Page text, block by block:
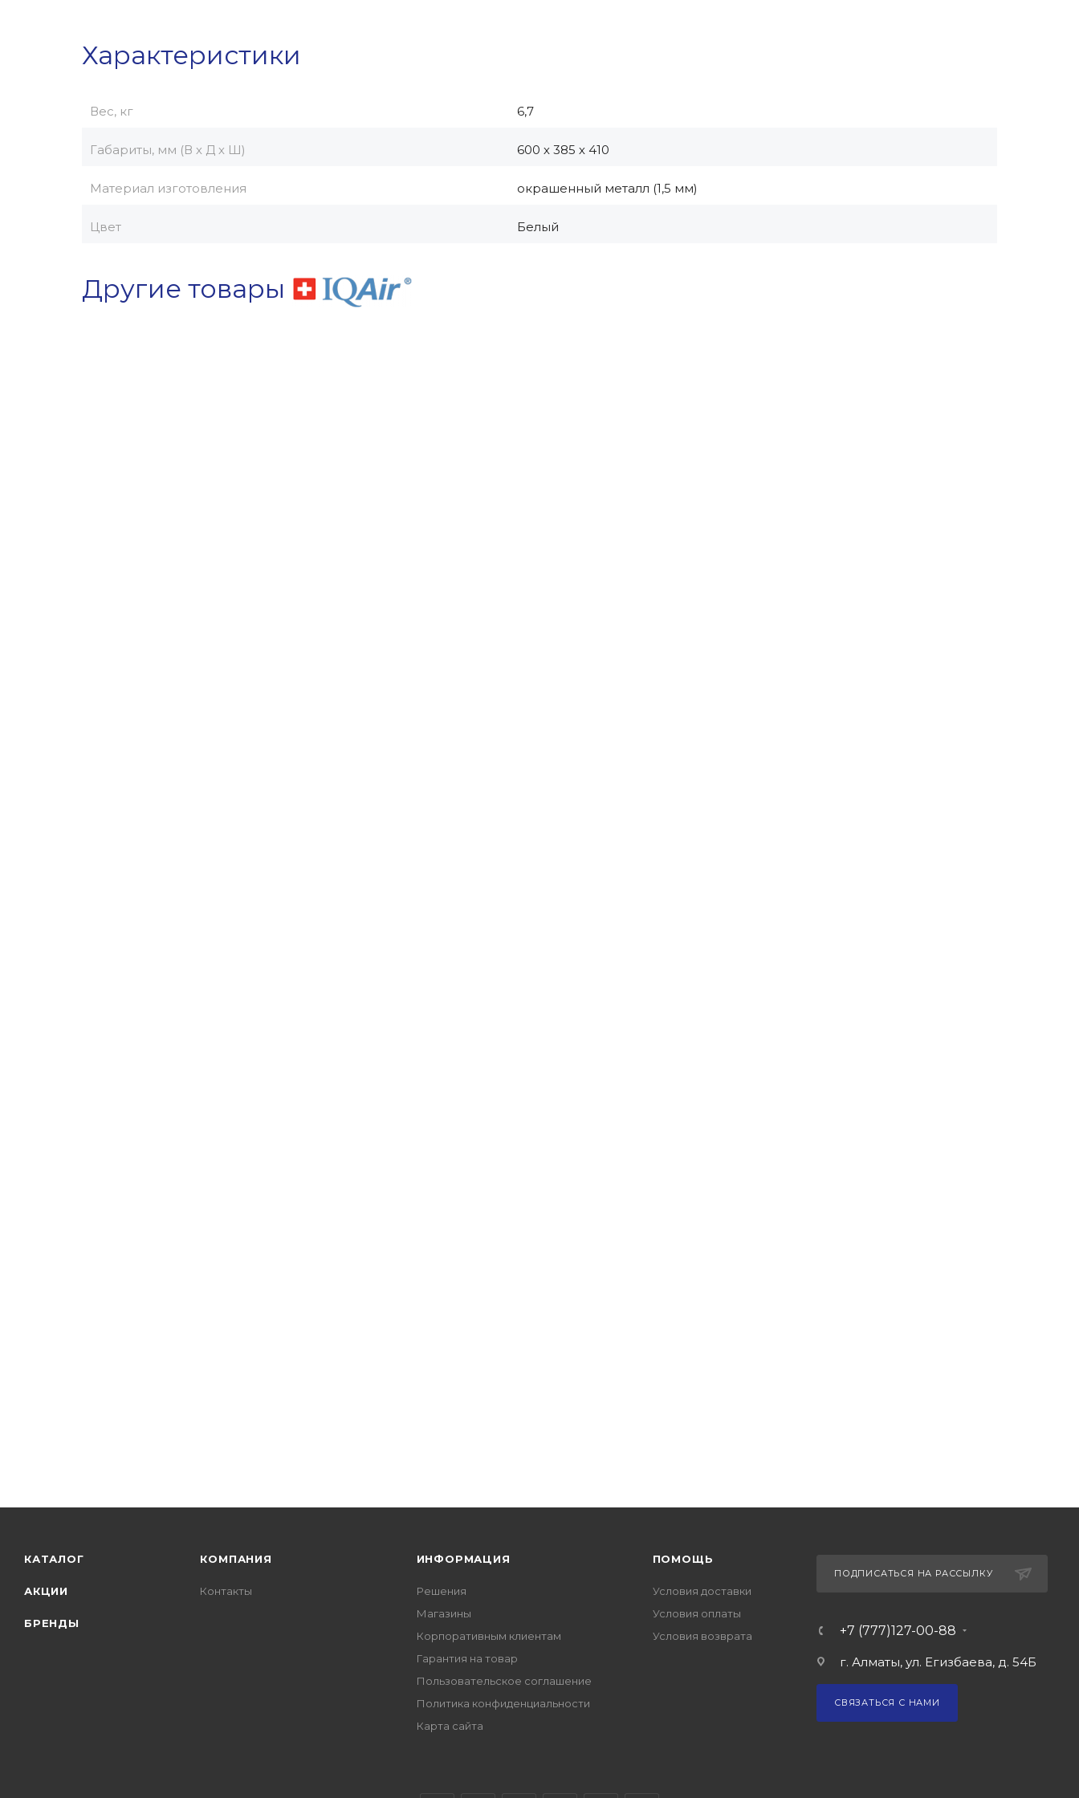
Характеристики
Вес, кг 6,7
Габариты, мм (В х Д х Ш) 600 х 385 х 410
Материал изготовления окрашенный металл (1,5 мм)
Цвет Белый
Другие товары
КАТАЛОГ
АКЦИИ
БРЕНДЫ
КОМПАНИЯ
Контакты
ИНФОРМАЦИЯ
Решения
Магазины
Корпоративным клиентам
Гарантия на товар
Пользовательское соглашение
Политика конфиденциальности
Карта сайта
ПОМОЩЬ
Условия доставки
Условия оплаты
Условия возврата
ПОДПИСАТЬСЯ НА РАССЫЛКУ
+7 (777)127-00-88
г. Алматы, ул. Егизбаева, д. 54Б
СВЯЗАТЬСЯ С НАМИ